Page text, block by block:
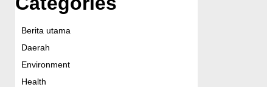
Berita utama
Daerah
Environment
Health